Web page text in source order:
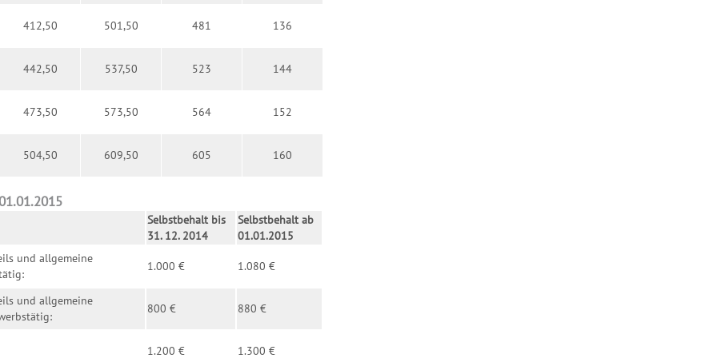
412,50 501,50 481 136
442,50 537,50 523 144
473,50 573,50 564 152
504,50 609,50 605 160
Selbstbehalt bis
31. 12. 2014
Selbstbehalt ab
01.01.2015
und allgemeine
1.000 € 1.080 €
und allgemeine
800 € 880 €
1.200 € 1.300 €